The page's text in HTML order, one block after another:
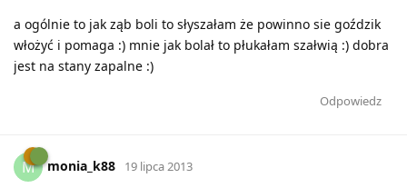
a ogólnie to jak ząb boli to słyszałam że powinno sie goździk
włożyć i pomaga :) mnie jak bolał to płukałam szałwią :) dobra
jest na stany zapalne :)
Odpowiedz
M monia_k88 19 lipca 2013